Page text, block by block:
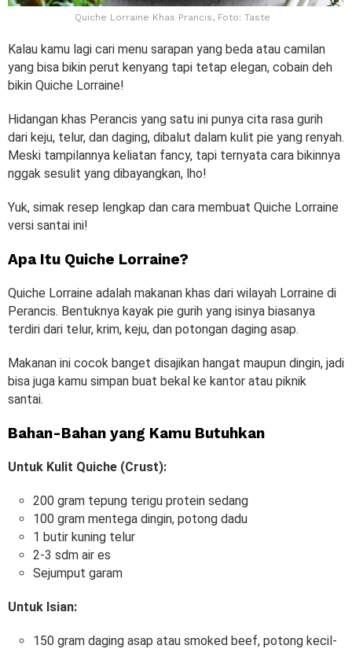
Quiche Lorraine Khas Prancis, Foto: Taste
Kalau kamu lagi cari menu sarapan yang beda atau camilan
yang bisa bikin perut kenyang tapi tetap elegan, cobain deh
bikin Quiche Lorraine!
Hidangan khas Perancis yang satu ini punya cita rasa gurih
dari keju, telur, dan daging, dibalut dalam kulit pie yang renyah.
Meski tampilannya keliatan fancy, tapi ternyata cara bikinnya
nggak sesulit yang dibayangkan, lho!
Yuk, simak resep lengkap dan cara membuat Quiche Lorraine
versi santai ini!
Apa Itu Quiche Lorraine?
Quiche Lorraine adalah makanan khas dari wilayah Lorraine di
Perancis. Bentuknya kayak pie gurih yang isinya biasanya
terdiri dari telur, krim, keju, dan potongan daging asap.
Makanan ini cocok banget disajikan hangat maupun dingin, jadi
bisa juga kamu simpan buat bekal ke kantor atau piknik
santai.
Bahan-Bahan yang Kamu Butuhkan
Untuk Kulit Quiche (Crust):
200 gram tepung terigu protein sedang
100 gram mentega dingin, potong dadu
1 butir kuning telur
2-3 sdm air es
Sejumput garam
Untuk Isian:
150 gram daging asap atau smoked beef, potong kecil-